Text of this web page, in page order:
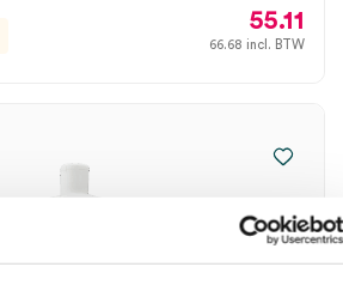
55.11
66.68 incl. BTW